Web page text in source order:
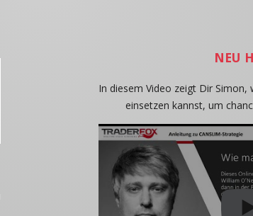
NEU
In diesem Video zeigt Dir Simon,
einsetzen kannst, um